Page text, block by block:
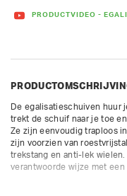
PRODUCTVIDEO -
De egalisatieschuiven huur
trekt de schuif naar je toe
Ze zijn eenvoudig traploos
zijn voorzien van
trekstang en anti-lek
verantwoorde wijze met